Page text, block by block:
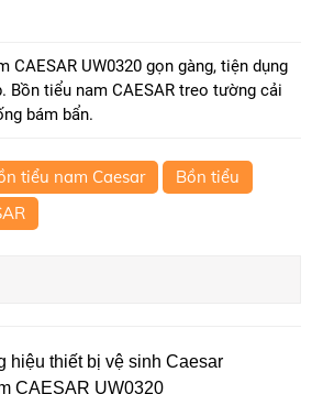
CAESAR UW0320 gọn gàng, tiện dụng
Bồn tiểu nam CAESAR treo tường cải
bám bẩn.
tiểu nam Caesar
Bồn tiểu
hiệu thiết bị vệ sinh Caesar
CAESAR UW0320